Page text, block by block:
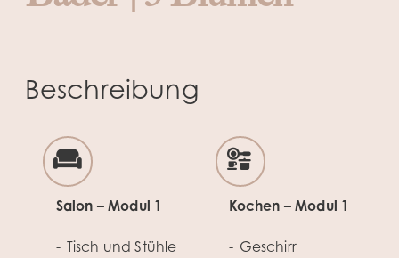
Beschreibung
Salon – Modul 1
Tisch und Stühle
Kochen – Modul 1
Geschirr